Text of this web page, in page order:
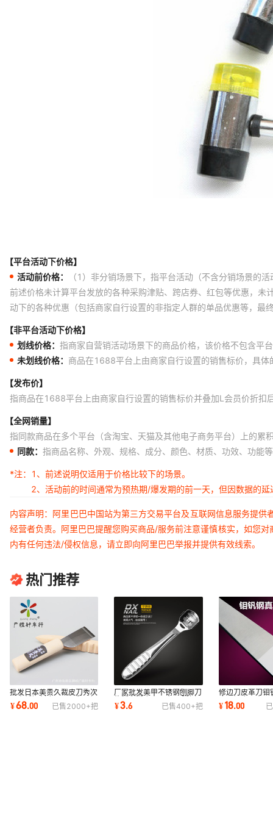
【平台活动下价格】
活动前价格：
（1）非分销场景下，指平台活动（不含分销场景的
前述价格未计算平台发放的各种采购津贴、跨店券、红包等优惠，
动下的各种优惠（包括商家自行设置的非指定人群的单品优惠等，
【非平台活动下价格】
划线价格： 指商家自营销活动场景下的商品价格，该价格不包含平
未划线价格： 商品在1688平台上由商家自行设置的销售标价，具
【发布价】
指商品在1688平台上由商家自行设置的销售标价并叠加L会员价折扣
【全网销量】
指同款商品在多个平台（含淘宝、天猫及其他电子商务平台）上的累
同款： 指商品名称、外观、规格、成分、颜色、材质、功效、功能
*注：
1、前述说明仅适用于价格比较下的场景。
2、活动前的时间通常为预热期/爆发期的前一天，但因数据的
内容声明：阿里巴巴中国站为第三方交易平台及互联网信息服务提
经营者负责。阿里巴巴提醒您购买商品/服务前注意谨慎核实，如您
内有任何违法/侵权信息，请立即向阿里巴巴举报并提供有效线索。
热门推荐
批发日本美贵久裁皮刀秀次
刀青纸钢割皮刀DIY手工皮
革工具
¥68.00 已售2000+把
厂家批发美甲不锈钢刨脚刀
修脚刮脚皮去死皮刀 脚刨
刀独立包装
¥3.6 已售400+把
修边刀皮革刀钼
皮刀切皮刀古
刀铲边圆刀口
¥18.00